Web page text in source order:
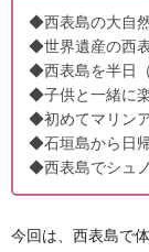
◆西表島の大自
◆世界遺産の西
◆西表島を半日
◆子供と一緒に
◆初めてマリン
◆石垣島から日
◆西表島でシュ
今回は、西表島で